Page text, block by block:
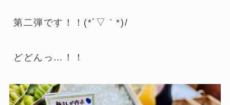
第二弾です！！(*´▽｀*)/
どどんっ…！！